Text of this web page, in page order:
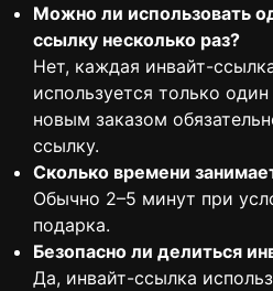
Можно ли использовать
ссылку несколько раз?
Нет, каждая инвайт-
используется только
новым заказом
ссылку.
Сколько времени
Обычно 2–5 минут при
подарка.
Безопасно ли делиться
Да, инвайт-ссылка